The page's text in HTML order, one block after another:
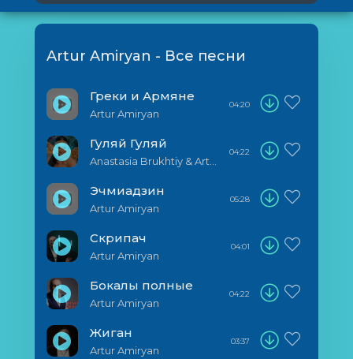
Artur Amiryan - Все песни
Греки и Армяне
Artur Amiryan
04:20
Гуляй Гуляй
04:22
Эчмиадзин
Artur Amiryan
05:28
Скрипач
Artur Amiryan
04:01
Бокалы полные
Artur Amiryan
04:22
Жиган
Artur Amiryan
03:37